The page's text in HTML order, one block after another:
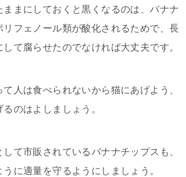
ままにしておくと黒くなるのは、バナナ
リフェノール類が酸化されるためで、長
て腐らせたのでなければ大丈夫です。
人は食べられないから猫にあげよう、
のはよしましょう。
て市販されているバナナチップスも、
に適量を守るようにしましょう。